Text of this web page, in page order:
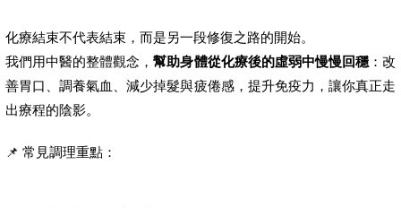
化療結束不代表結束，而是另一段修復之路的開始。
我們用中醫的整體觀念，幫助身體從化療後的虛弱中慢慢回穩：改
善胃口、調養氣血、減少掉髮與疲倦感，提升免疫力，讓你真正走
出療程的陰影。
📌 常見調理重點：